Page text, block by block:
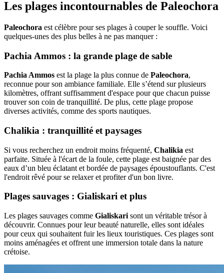
Les plages incontournables de Paleochora
Paleochora est célèbre pour ses plages à couper le souffle. Voici
quelques-unes des plus belles à ne pas manquer :
Pachia Ammos : la grande plage de sable
Pachia Ammos est la plage la plus connue de Paleochora,
reconnue pour son ambiance familiale. Elle s’étend sur plusieurs
kilomètres, offrant suffisamment d'espace pour que chacun puisse
trouver son coin de tranquillité. De plus, cette plage propose
diverses activités, comme des sports nautiques.
Chalikia : tranquillité et paysages
Si vous recherchez un endroit moins fréquenté, Chalikia est
parfaite. Située à l'écart de la foule, cette plage est baignée par des
eaux d’un bleu éclatant et bordée de paysages époustouflants. C'est
l'endroit rêvé pour se relaxer et profiter d'un bon livre.
Plages sauvages : Gialiskari et plus
Les plages sauvages comme Gialiskari sont un véritable trésor à
découvrir. Connues pour leur beauté naturelle, elles sont idéales
pour ceux qui souhaitent fuir les lieux touristiques. Ces plages sont
moins aménagées et offrent une immersion totale dans la nature
crétoise.